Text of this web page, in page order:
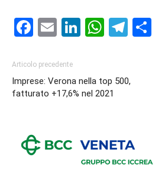
Facebook
EmailLinkedIn
Articolo precedente
Imprese: Verona nella top 500,
fatturato +17,6% nel 2021